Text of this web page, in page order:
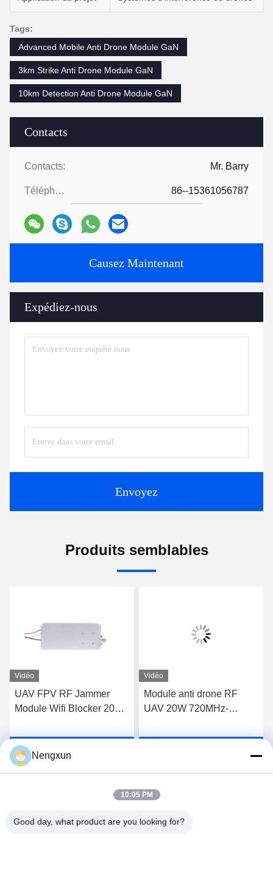
Contacts
Contacts: Mr. Barry
Téléphone: 86--15361056787
Causez Maintenant
Expédiez-nous
Envoyez
Tags:
Advanced Mobile Anti Drone Module GaN
3km Strike Anti Drone Module GaN
10km Detection Anti Drone Module GaN
Produits semblables
Vidéo
UAV FPV RF Jammer
Module Wifi Blocker 20W
Causez Maintenant
Vidéo
Module anti drone RF
UAV 20W 720MHz-
Drone Wifi Bluetooth
Nengxun
10:05 PM
Good day, what product are you looking for?